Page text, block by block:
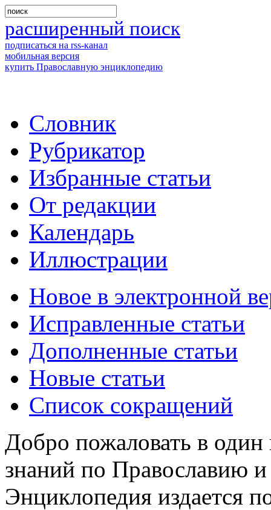
расширенный поиск
подписаться на rss-канал
мобильная версия
купить Православную энциклопедию
Словник
Рубрикатор
Избранные статьи
От редакции
Календарь
Иллюстрации
Новое в электронной
Исправленные статьи
Дополненные статьи
Новые статьи
Список сокращений
Добро пожаловать в
знаний по Православию
Энциклопедия издается